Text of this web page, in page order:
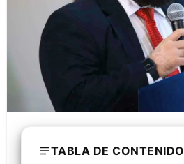
TABLA DE CONTENIDO